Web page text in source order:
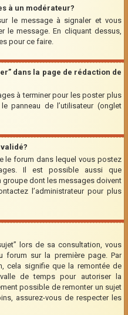
à un modérateur?
le message à signaler et vous
le message. En cliquant dessus,
pour ce faire.
dans la page de rédaction de
à terminer pour les poster plus
panneau de l’utilisateur (onglet
le forum dans lequel vous postez
Il est possible aussi que
groupe dont les messages doivent
l’administrateur pour plus
lors de sa consultation, vous
sur la première page. Par
cela signifie que la remontée de
de temps pour autoriser la
possible de remonter un sujet
assurez-vous de respecter les